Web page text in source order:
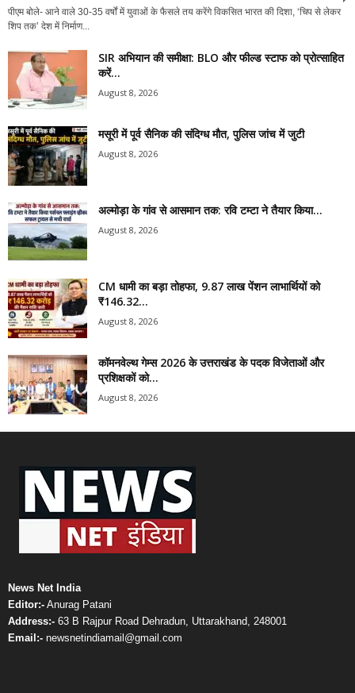
पीएम बोले- आने वाले 30-35 वर्षों में युवाओं के फैसले तय करेंगे विकसित भारत की दिशा, ‘चिप से लेकर
शिप तक’ देश में निर्माण...
SIR अभियान की समीक्षा: BLO और फील्ड स्टाफ को प्रोत्साहित
करें...
August 8, 2026
मसूरी में पूर्व सैनिक की संदिग्ध मौत, पुलिस जांच में जुटी
August 8, 2026
अल्मोड़ा के गांव से आसमान तक: रवि टम्टा ने तैयार किया...
August 8, 2026
CM धामी का बड़ा तोहफा, 9.87 लाख पेंशन लाभार्थियों को
₹146.32...
August 8, 2026
कॉमनवेल्थ गेम्स 2026 के उत्तराखंड के पदक विजेताओं और
प्रशिक्षकों को...
August 8, 2026
News Net India
Editor:- Anurag Patani
Address:- 63 B Rajpur Road Dehradun, Uttarakhand, 248001
Email:- newsnetindiamail@gmail.com